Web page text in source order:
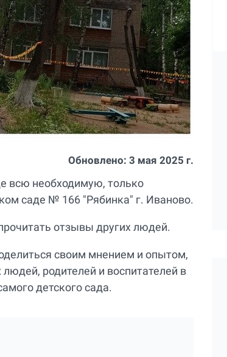
Обновлено: 3 мая 2025 г.
всю необходимую, только
саде № 166 "Рябинка" г. Иваново.
отзывы других людей.
своим мнением и опытом,
родителей и воспитателей в
детского сада.